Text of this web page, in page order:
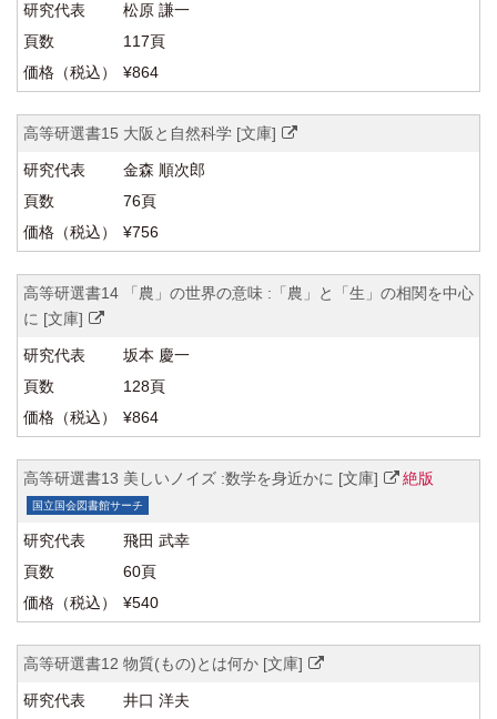
松原 謙一
117頁
¥864
高等研選書15 大阪と自然科学 [文庫]
金森 順次郎
76頁
¥756
高等研選書14 「農」の世界の意味 :「農」と「生」の相関を中心
に [文庫]
坂本 慶一
128頁
¥864
高等研選書13 美しいノイズ :数学を身近かに [文庫] 絶版
国立国会図書館サーチ
飛田 武幸
60頁
¥540
高等研選書12 物質(もの)とは何か [文庫]
井口 洋夫